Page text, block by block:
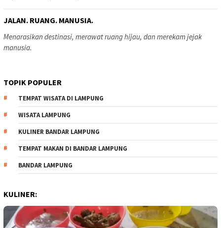
JALAN. RUANG. MANUSIA.
Menarasikan destinasi, merawat ruang hijau, dan merekam jejak
manusia.
TOPIK POPULER
TEMPAT WISATA DI LAMPUNG
WISATA LAMPUNG
KULINER BANDAR LAMPUNG
TEMPAT MAKAN DI BANDAR LAMPUNG
BANDAR LAMPUNG
KULINER: